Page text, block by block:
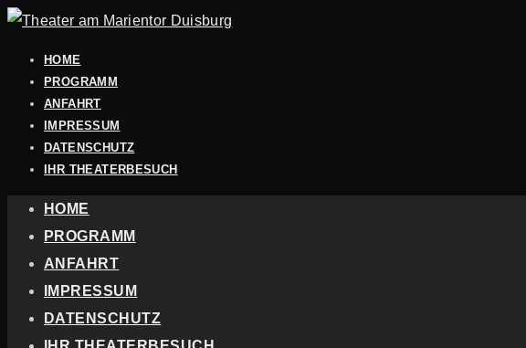
HOME
PROGRAMM
ANFAHRT
IMPRESSUM
DATENSCHUTZ
IHR THEATERBESUCH
HOME
PROGRAMM
ANFAHRT
IMPRESSUM
DATENSCHUTZ